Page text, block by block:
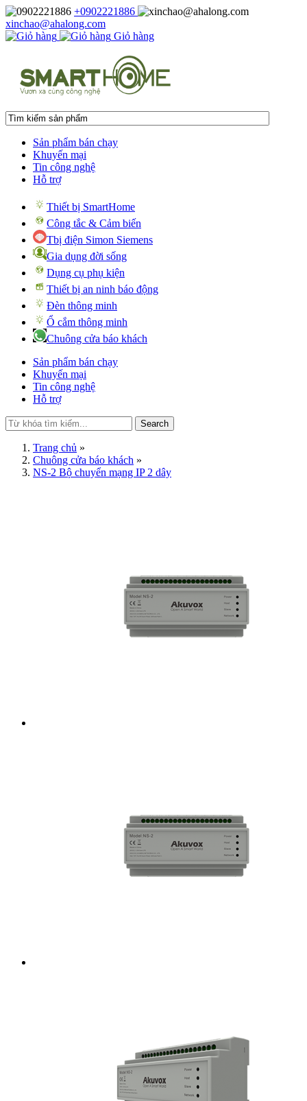
+0902221886
xinchao@ahalong.com
Giỏ hàng
Sản phẩm bán chạy
Khuyến mại
Tin công nghệ
Hỗ trợ
Thiết bị SmartHome
Công tắc & Cảm biến
Tbị điện Simon Siemens
Gia dụng đời sống
Dụng cụ phụ kiện
Thiết bị an ninh báo động
Đèn thông minh
Ổ cắm thông minh
Chuông cửa báo khách
Sản phẩm bán chạy
Khuyến mại
Tin công nghệ
Hỗ trợ
Search
Trang chủ »
Chuông cửa báo khách »
NS-2 Bộ chuyển mạng IP 2 dây